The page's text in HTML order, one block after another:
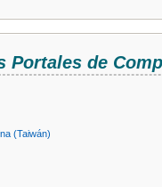
Portales de
(Taiwán)